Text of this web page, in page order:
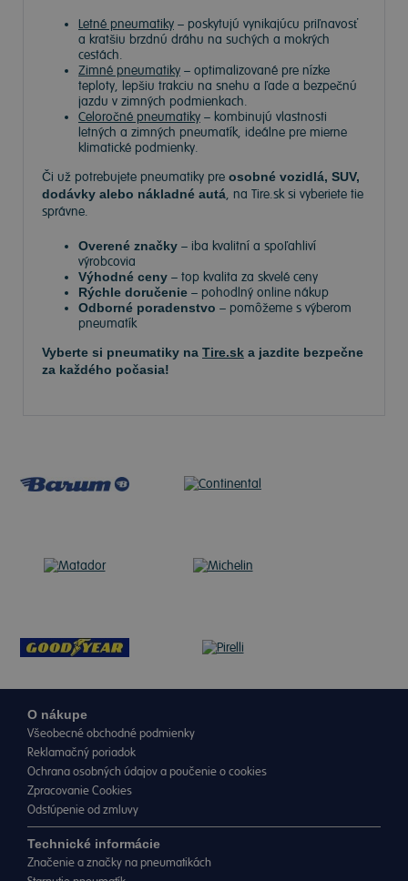
Letné pneumatiky – poskytujú vynikajúcu priľnavosť
a kratšiu brzdnú dráhu na suchých a mokrých
cestách.
Zimné pneumatiky – optimalizované pre nízke
teploty, lepšiu trakciu na snehu a ľade a bezpečnú
jazdu v zimných podmienkach.
Celoročné pneumatiky – kombinujú vlastnosti
letných a zimných pneumatík, ideálne pre mierne
klimatické podmienky.
Či už potrebujete pneumatiky pre osobné vozidlá, SUV,
dodávky alebo nákladné autá, na Tire.sk si vyberiete tie
správne.
Overené značky – iba kvalitní a spoľahliví
výrobcovia
Výhodné ceny – top kvalita za skvelé ceny
Rýchle doručenie – pohodlný online nákup
Odborné poradenstvo – pomôžeme s výberom
pneumatík
Vyberte si pneumatiky na Tire.sk a jazdite bezpečne
za každého počasia!
O nákupe
Všeobecné obchodné podmienky
Reklamačný poriadok
Ochrana osobných údajov a poučenie o cookies
Zpracovanie Cookies
Odstúpenie od zmluvy
Technické informácie
Značenie a značky na pneumatikách